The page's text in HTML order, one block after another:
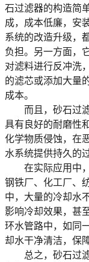
石过滤器的构造简
成，成本低廉，安
系统的改造升级，
负担。另一方面，
对滤料进行反冲洗
的滤芯或添加大量
成本。
而且，砂石过
具有良好的耐磨性
化学物质侵蚀，在
水系统提供持久的
在实际应用中
钢铁厂、化工厂、
中，大量的冷却水
影响冷却效果，甚
环水管路中，如同
却水干净清洁，保
总之，砂石过